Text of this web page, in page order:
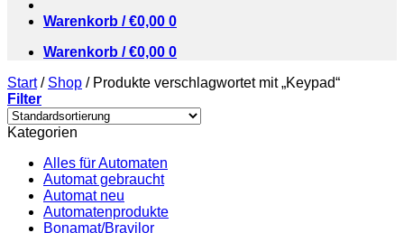
Warenkorb /€0,00 0
Warenkorb /€0,00 0
Start / Shop /Produkte verschlagwortet mit „Keypad“
Filter
Kategorien
Alles für Automaten
Automat gebraucht
Automat neu
Automatenprodukte
Bonamat/Bravilor